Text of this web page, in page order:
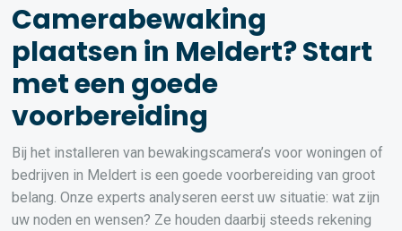
Camerabewaking
plaatsen in Meldert? Start
met een goede
voorbereiding
Bij het installeren van bewakingscamera’s voor woningen of
bedrijven in Meldert is een goede voorbereiding van groot
belang. Onze experts analyseren eerst uw situatie: wat zijn
uw noden en wensen? Ze houden daarbij steeds rekening